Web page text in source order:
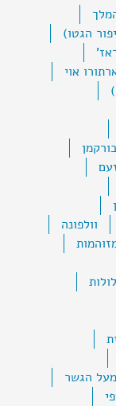
הגטו)
אוי
וולפונה
הגשר